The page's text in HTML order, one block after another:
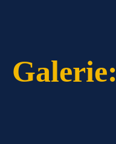
Galerie: